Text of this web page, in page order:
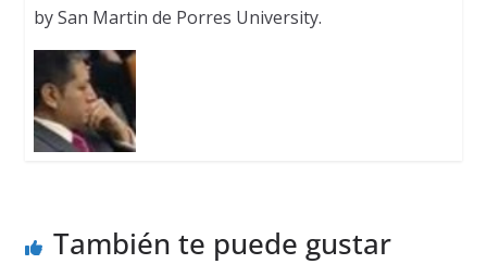
by San Martin de Porres University.
También te puede gustar